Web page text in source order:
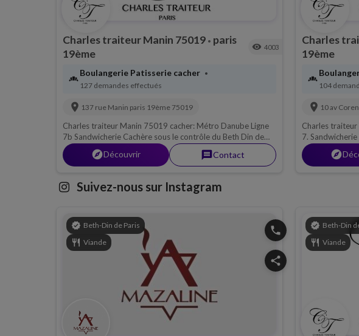
Charles traiteur Manin 75019 • paris
19ème
visibility 4003
bakery_dining
Boulangerie Patisserie cacher •
127 demandes effectués
location_on 137 rue Manin paris 19ème 75019
Charles traiteur Manin 75019 cacher: Métro Danube Ligne
7b Sandwicherie Cachère sous le contrôle du Beth Din de
Paris, Viande; Traiteur charles à paris 75019
explorerDécouvrir messageContact
Charles
19ème
bakery_dining
104
location_on 10 av
Charles
7.
Paris, Viande;
vous servir!explorer
Suivez-nous sur Instagram
verified Beth-Din de Paris
restaurant Viande
phone
share
verified Beth-Din
restaurant Viande